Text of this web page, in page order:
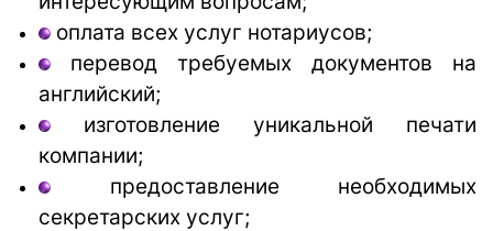
оплата всех услуг нотариусов;
перевод требуемых документов на
английский;
изготовление уникальной печати
компании;
предоставление необходимых
секретарских услуг;